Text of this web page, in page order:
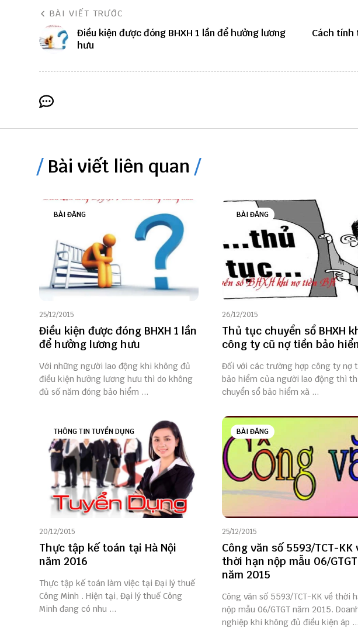
BÀI VIẾT TRƯỚC
Điều kiện được đóng BHXH 1 lần để hưởng lương
hưu
Cách tính
Bài viết liên quan
BÀI ĐĂNG
25/12/2015
Điều kiện được đóng BHXH 1 lần
để hưởng lương hưu
Với những người lao động khi không đủ
điều kiện hưởng lương hưu thì do không
đủ số năm đóng bảo hiểm ...
BÀI ĐĂNG
26/12/2015
Thủ tục chuyển sổ BHXH
công ty cũ nợ tiền bảo
Đối với các trường hợp công ty nợ
bảo hiểm của người lao động thì
chuyển sổ bảo hiểm xã ...
THÔNG TIN TUYỂN DỤNG
20/12/2015
Thực tập kế toán tại Hà Nội
năm 2016
Thực tập kế toán làm việc tại Đại lý thuế
Công Minh . Hiện tại, Đại lý thuế Công
Minh đang có nhu ...
BÀI ĐĂNG
25/12/2015
Công văn số 5593/TCT-KK
thời hạn nộp mẫu 06/GTGT
năm 2015
Công văn số 5593/TCT-KK về thời
nộp mẫu 06/GTGT năm 2015.
nghiệp khi không đủ điều kiện áp ...